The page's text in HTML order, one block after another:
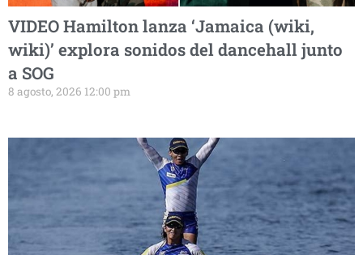
VIDEO Hamilton lanza ‘Jamaica (wiki,
wiki)’ explora sonidos del dancehall junto
a SOG
8 agosto, 2026 12:00 pm